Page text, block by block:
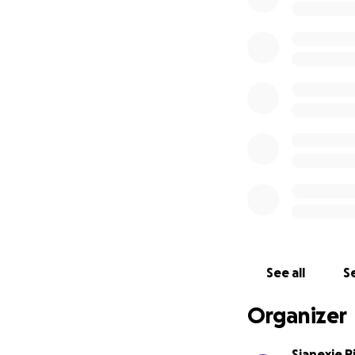
See all
Organizer